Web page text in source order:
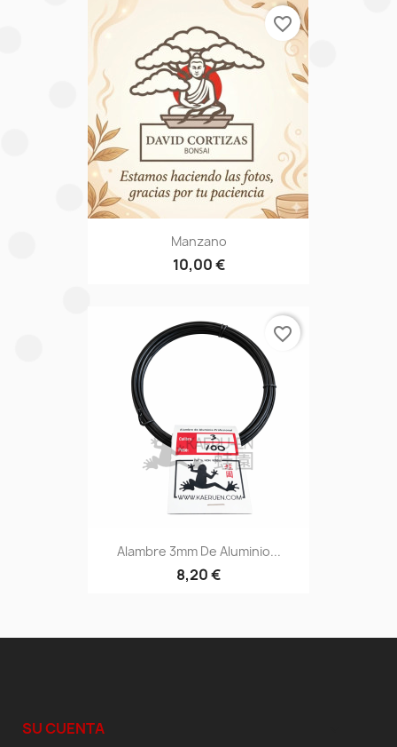
Manzano
10,00 €
favorite_border
Alambre 3mm De Aluminio...
8,20 €
favorite_border
SU CUENTA